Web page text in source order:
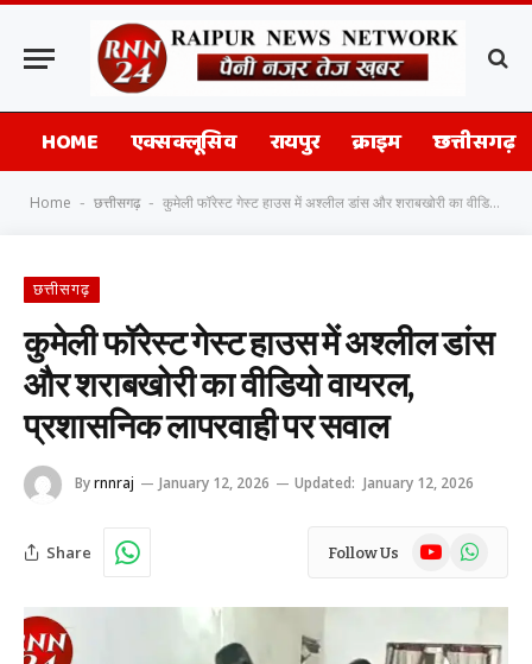
HOME एक्सक्लूसिव रायपुर क्राइम छत्तीसगढ़
Home - छत्तीसगढ़ - कुमेली फॉरेस्ट गेस्ट हाउस में अश्लील डांस और शराबखोरी का वीडियो वायरल, प्रशासनिक लापरवाही पर सवाल
छत्तीसगढ़
कुमेली फॉरेस्ट गेस्ट हाउस में अश्लील डांस
और शराबखोरी का वीडियो वायरल,
प्रशासनिक लापरवाही पर सवाल
Byrnnraj January 12, 2026 Updated: January 12, 2026
Share Follow Us YouTubeWhatsApp